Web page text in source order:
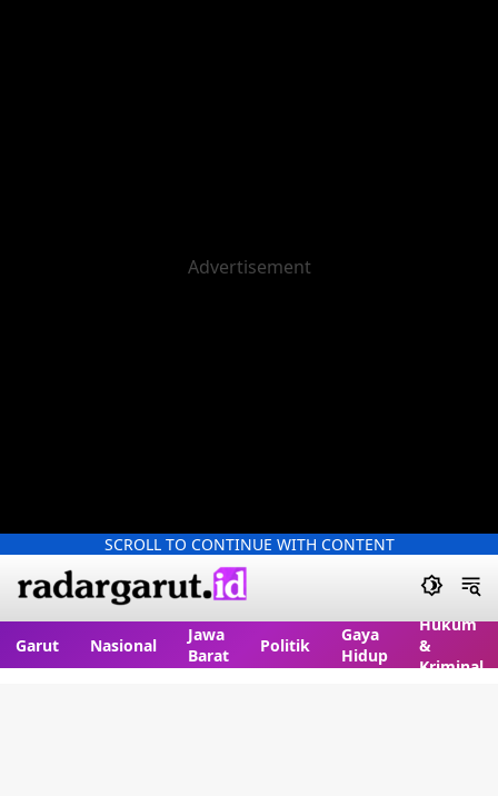
SCROLL TO CONTINUE WITH CONTENT
Garut Nasional
Jawa
Barat
Politik
Gaya
Hidup
Hukum
&
Kriminal